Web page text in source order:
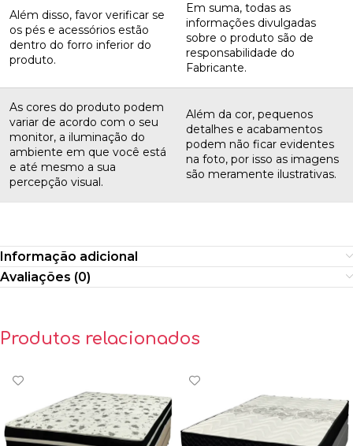
Além disso, favor verificar se
os pés e acessórios estão
dentro do forro inferior do
produto.
Em suma, todas as
informações divulgadas
sobre o produto são de
responsabilidade do
Fabricante.
As cores do produto podem
variar de acordo com o seu
monitor, a iluminação do
ambiente em que você está
e até mesmo a sua
percepção visual.
Além da cor, pequenos
detalhes e acabamentos
podem não ficar evidentes
na foto, por isso as imagens
são meramente ilustrativas.
Informação adicional
Avaliações (0)
Produtos relacionados